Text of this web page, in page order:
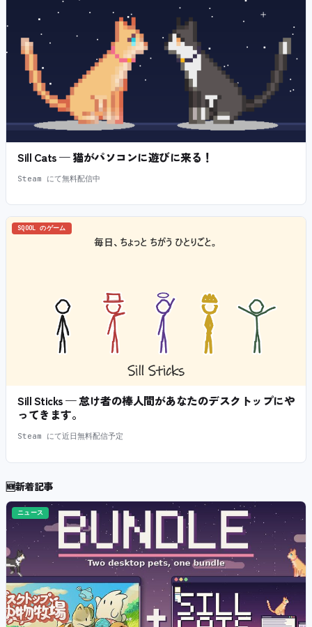
Sill Cats — 猫がパソコンに遊びに来る！
Steam にて無料配信中
SQOOL のゲーム
Sill Sticks — 怠け者の棒人間があなたのデスクトップにや
ってきます。
Steam にて近日無料配信予定
🆕新着記事
ニュース